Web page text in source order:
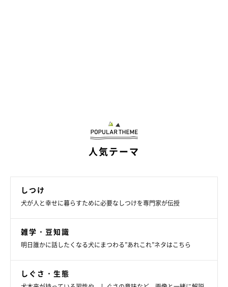
人気テーマ
しつけ
犬が人と幸せに暮らすために必要なしつけを専門家が伝授
雑学・豆知識
明日誰かに話したくなる犬にまつわる”あれこれ”ネタはこちら
しぐさ・生態